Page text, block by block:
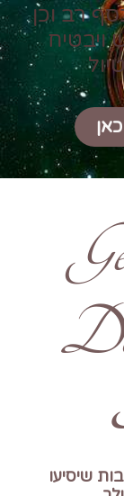
רב וכן
ויבטיח